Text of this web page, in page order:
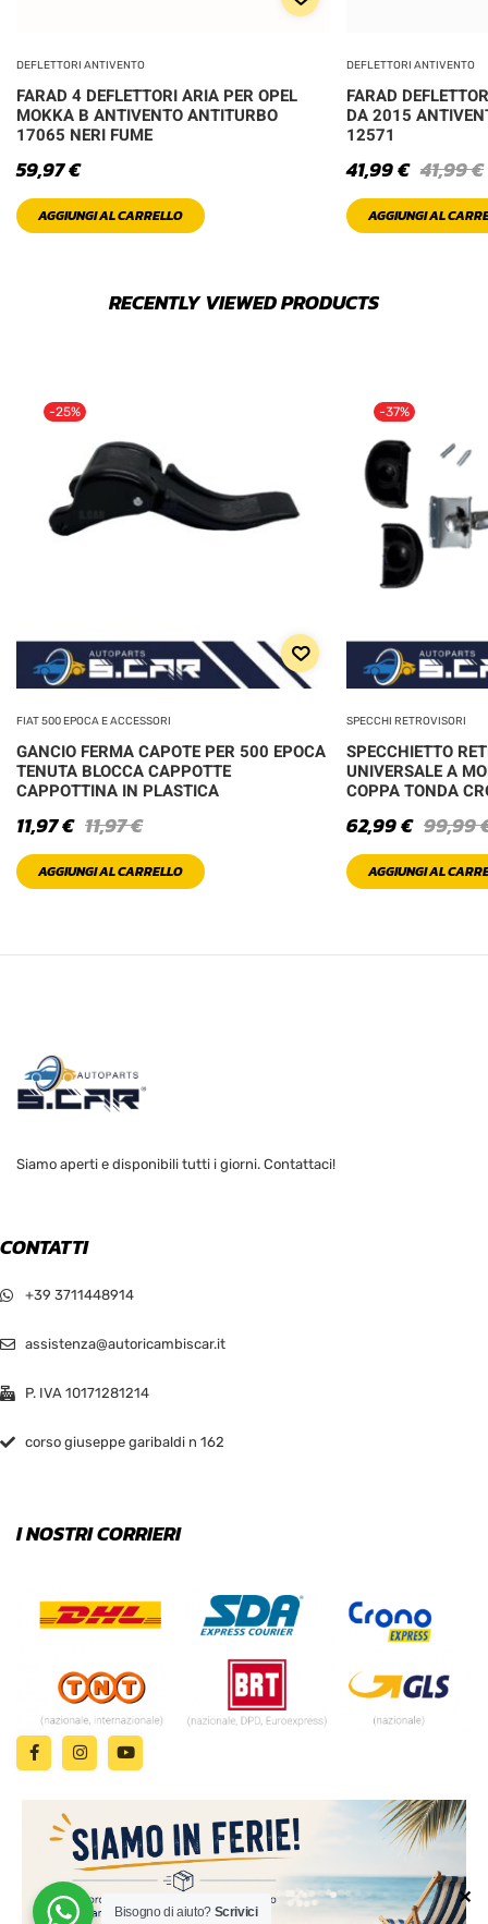
✕
DEFLETTORI ANTIVENTO
FARAD 4 DEFLETTORI ARIA PER OPEL
MOKKA B ANTIVENTO ANTITURBO
17065 NERI FUME
59,97€
AGGIUNGI AL CARRELLO
DEFLETTORI ANTIVENTO
FARAD
DA 2015
12571
41,99€
41,99€
AGGIUNGI AL
RECENTLY VIEWED PRODUCTS
-25%
FIAT 500 EPOCA E ACCESSORI
GANCIO FERMA CAPOTE PER 500 EPOCA
TENUTA BLOCCA CAPPOTTE
CAPPOTTINA IN PLASTICA
11,97€
11,97€
AGGIUNGI AL CARRELLO
-37%
SPECCHI RETROVISORI
SPECCHIETTO
UNIVERSALE A
COPPA TONDA
99,99
62,99€
AGGIUNGI AL
Siamo aperti e disponibili tutti i giorni. Contattaci!
CONTATTI
+39 3711448914
assistenza@autoricambiscar.it
P. IVA 10171281214
corso giuseppe garibaldi n 162
I NOSTRI CORRIERI
© 2024 | MADE WITH ♥️ BY
Bisogno di aiuto? Scrivici